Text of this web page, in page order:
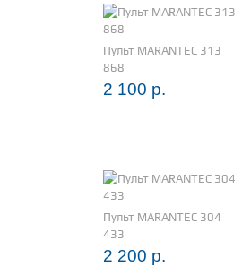
Пульт MARANTEC 313
868
2 100 р.
Пульт MARANTEC 304
433
2 200 р.